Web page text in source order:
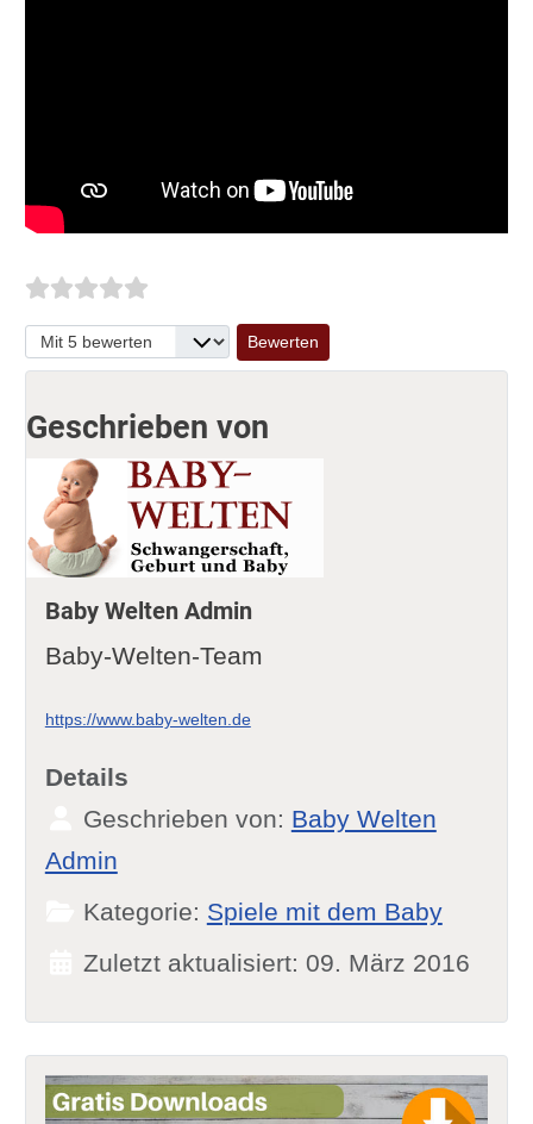
Bitte bewerten
Geschrieben von
Baby Welten Admin
Baby-Welten-Team
https://www.baby-welten.de
Details
Geschrieben von: Baby Welten
Admin
Kategorie: Spiele mit dem Baby
Zuletzt aktualisiert: 09. März 2016